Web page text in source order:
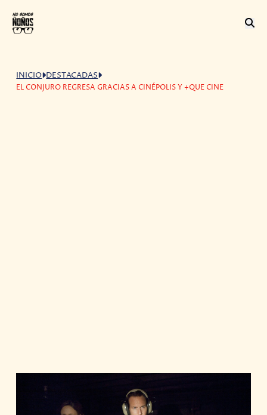
INICIO DESTACADAS
EL CONJURO REGRESA GRACIAS A CINÉPOLIS Y +QUE CINE